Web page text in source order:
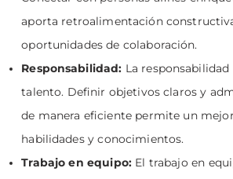
aporta retroalimentación
oportunidades de colaboración.
Responsabilidad: La
talento. Definir objetivos claros y
de manera eficiente permite un
habilidades y conocimientos.
Trabajo en equipo: El trabajo en